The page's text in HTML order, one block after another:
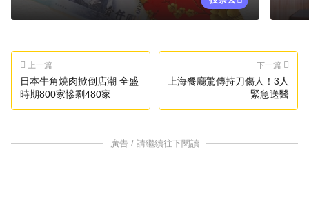
上一篇
日本牛角燒肉掀倒店潮 全盛
時期800家慘剩480家
下一篇
上海餐廳驚傳持刀傷人！3人
緊急送醫
廣告 / 請繼續往下閱讀